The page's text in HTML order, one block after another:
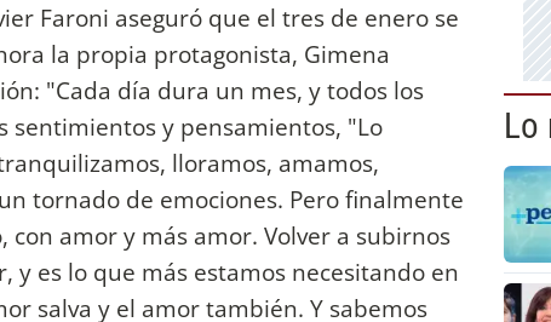
Faroni aseguró que el tres de enero se
la propia protagonista, Gimena
"Cada día dura un mes, y todos los
sentimientos y pensamientos, "Lo
lloramos, amamos,
tornado de emociones. Pero finalmente
con amor y más amor. Volver a subirnos
y es lo que más estamos necesitando en
salva y el amor también. Y sabemos
Lo